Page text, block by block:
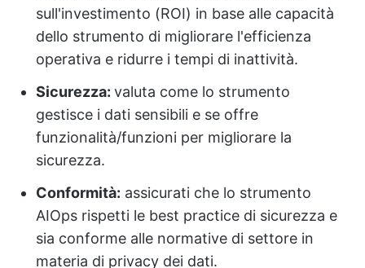
sull'investimento (ROI) in base alle capacità
dello strumento di migliorare l'efficienza
operativa e ridurre i tempi di inattività.
Sicurezza: valuta come lo strumento
gestisce i dati sensibili e se offre
funzionalità/funzioni per migliorare la
sicurezza.
Conformità: assicurati che lo strumento
AIOps rispetti le best practice di sicurezza e
sia conforme alle normative di settore in
materia di privacy dei dati.